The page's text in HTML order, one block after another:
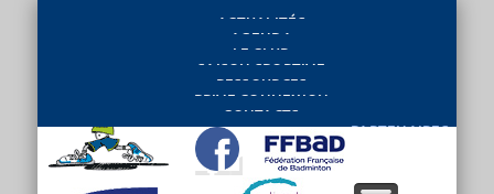
ACTUALITÉS
AGENDA
LE CLUB
SAISON SPORTIVE
RESSOURCES
PRIVE CONNEXION
CONTACTS
PARTENAIRES